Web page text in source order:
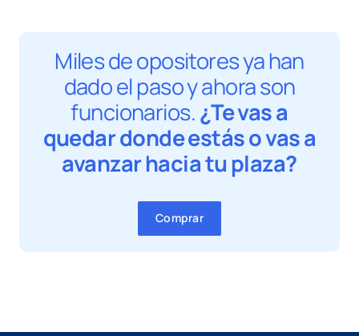
Miles de opositores ya han
dado el paso y ahora son
funcionarios.¿Te vas a
quedar donde estás o vas a
avanzar hacia tu plaza?
Comprar